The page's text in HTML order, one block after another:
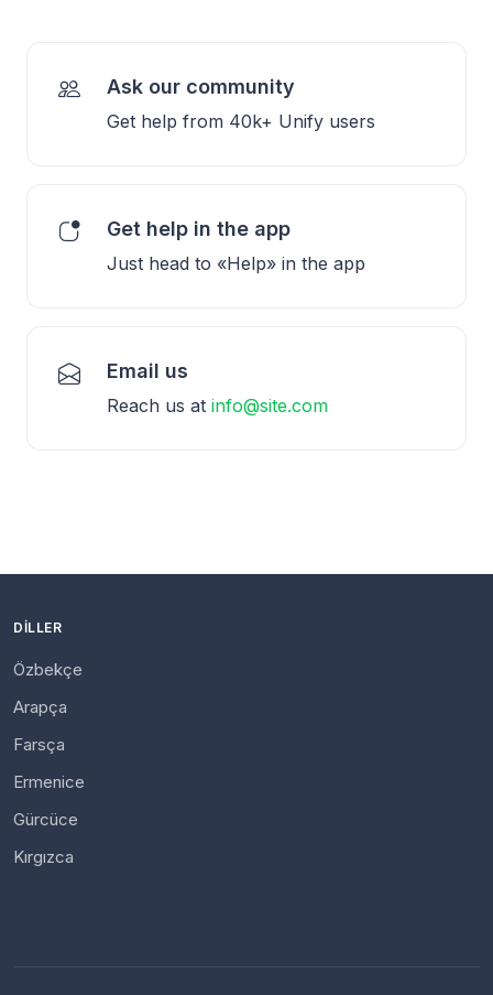
Ask our community
Get help from 40k+ Unify users
Get help in the app
Just head to «Help» in the app
Email us
Reach us at info@site.com
DILLER
Özbekçe
Arapça
Farsça
Ermenice
Gürcüce
Kırgızca